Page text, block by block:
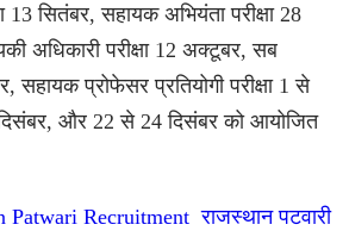
13 सितंबर, सहायक अभियंता परीक्षा 28
अधिकारी परीक्षा 12 अक्टूबर, सब
सहायक प्रोफेसर प्रतियोगी परीक्षा 1 से
और 22 से 24 दिसंबर को आयोजित
Patwari Recruitment राजस्थान पटवारी